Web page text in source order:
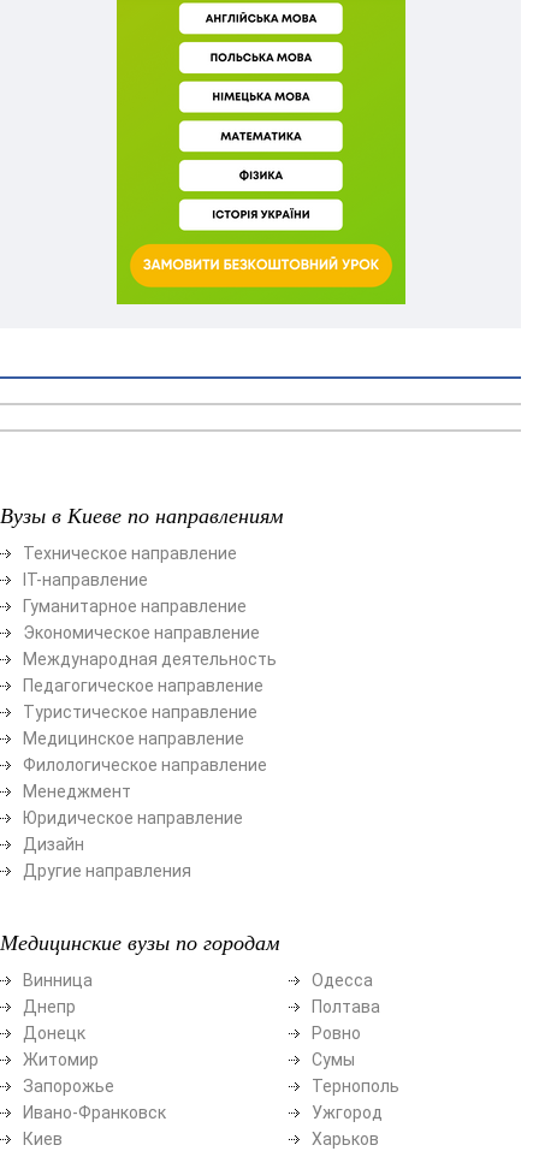
Вузы в Киеве по направлениям
Техническое направление
ІТ-направление
Гуманитарное направление
Экономическое направление
Международная деятельность
Педагогическое направление
Туристическое направление
Медицинское направление
Филологическое направление
Менеджмент
Юридическое направление
Дизайн
Другие направления
Медицинские вузы по городам
Винница
Днепр
Донецк
Житомир
Запорожье
Ивано-Франковск
Киев
Одесса
Полтава
Ровно
Сумы
Тернополь
Ужгород
Харьков